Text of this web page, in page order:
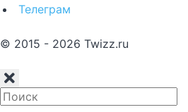
Телеграм
© 2015 - 2026 Twizz.ru